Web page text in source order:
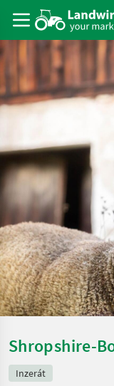
Shropshire-
Inzerát